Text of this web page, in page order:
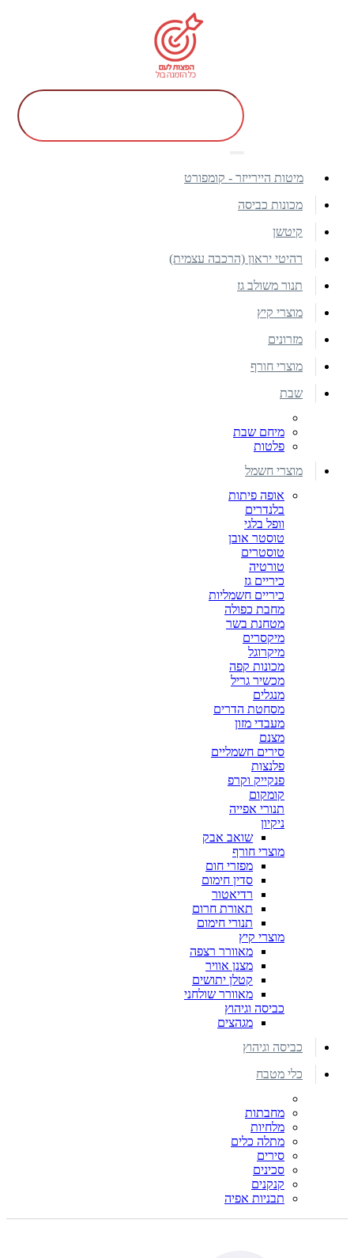
מיטות היירייזר - קומפורט
מכונות כביסה
קיטשן
רהיטי יראון (הרכבה עצמית)
תנור משולב גז
מוצרי קיץ
מזרונים
מוצרי חורף
שבת
מיחם שבת
פלטות
מוצרי חשמל
אופה פיתות
בלנדרים
וופל בלגי
טוסטר אובן
טוסטרים
טורטיה
כיריים גז
כיריים חשמליות
מחבת כפולה
מטחנת בשר
מיקסרים
מיקרוגל
מכונות קפה
מכשיר גריל
מנגלים
מסחטת הדרים
מעבדי מזון
מצנם
סירים חשמליים
פלנצות
פנקייק וקרפ
קומקום
תנורי אפייה
ניקיון
שואב אבק
מוצרי חורף
מפזרי חום
סדין חימום
רדיאטור
תאורת חרום
תנורי חימום
מוצרי קיץ
מאוורר רצפה
מצנן אוויר
קטלן יתושים
מאוורר שולחני
כביסה וגיהוץ
מגהצים
כביסה וגיהוץ
כלי מטבח
מחבתות
מלחיות
מתלה כלים
סירים
סכינים
קנקנים
תבניות אפיה